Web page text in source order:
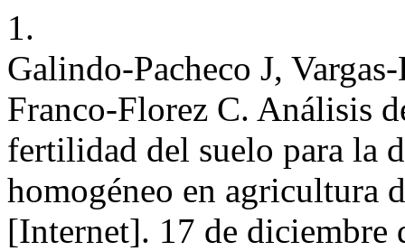
1.
Galindo-Pacheco J,
Franco-Florez C. Análisis
fertilidad del suelo para la
homogéneo en agricultura
[Internet]. 17 de diciembre